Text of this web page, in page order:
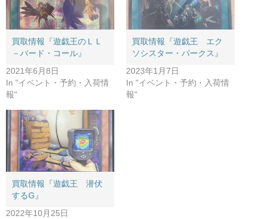
買取情報『遊戯王のＬＬ
－バード・コール』
2021年6月8日
In "イベント・予約・入荷情
報"
買取情報『遊戯王 エク
ソシスター・パークス』
2023年1月7日
In "イベント・予約・入荷情
報"
買取情報『遊戯王 潜伏
するG』
2022年10月25日